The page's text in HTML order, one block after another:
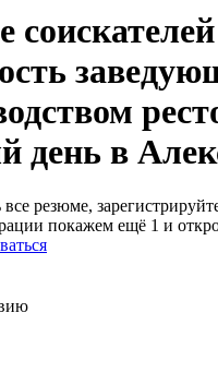
день в
резюме,
покажем ещё 1 и